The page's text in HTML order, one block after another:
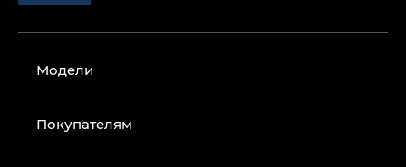
Модели
Покупателям